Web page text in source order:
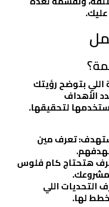
بتوضح رؤيتك
الأهداف
لتحقيقها.
: تعرف مين
هتحتاج كام فلوس
التحديات اللي
لها.